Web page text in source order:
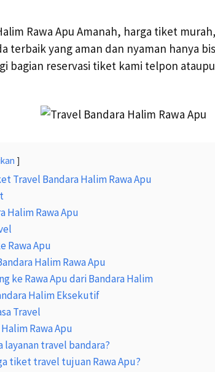
Rawa Apu Amanah, harga tiket
terbaik yang aman dan nyaman hanya
bagian reservasi tiket kami telpon
Travel Bandara Halim Rawa Apu
Halim Rawa Apu
Rawa Apu
Halim Rawa Apu
ke Rawa Apu dari Bandara Halim
Halim Eksekutif
Travel
Rawa Apu
layanan travel bandara?
tiket travel tujuan Rawa Apu?